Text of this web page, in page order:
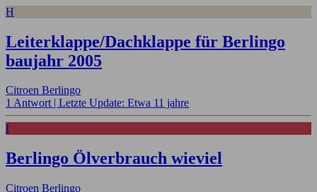
H
Leiterklappe/Dachklappe für Berlingo
baujahr 2005
Citroen Berlingo
1 Antwort | Letzte Update: Etwa 11 jahre
I
Berlingo Ölverbrauch wieviel
Citroen Berlingo